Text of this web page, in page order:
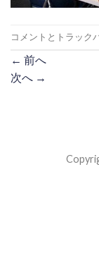
コメントとトラック
← 前へ
次へ →